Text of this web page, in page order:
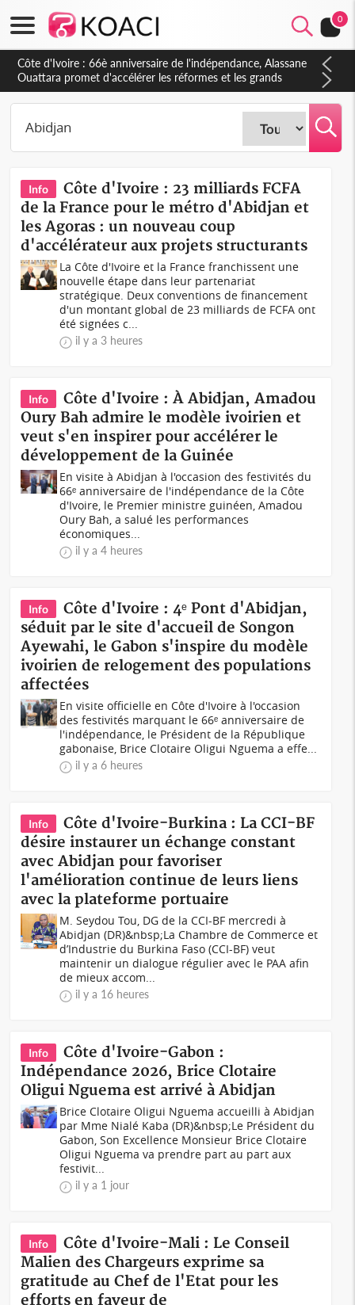
0
Côte d'Ivoire : À Abidjan, Amadou Oury Bah admire le modèle
ivoirien et veut s'en inspirer pour accélérer le développement
de la Guinée
Info
Côte d'Ivoire : 23 milliards FCFA
de la France pour le métro d'Abidjan et
les Agoras : un nouveau coup
d'accélérateur aux projets structurants
La Côte d'Ivoire et la France franchissent une
nouvelle étape dans leur partenariat
stratégique. Deux conventions de financement
d'un montant global de 23 milliards de FCFA ont
été signées c...
il y a 3 heures
Info
Côte d'Ivoire : À Abidjan, Amadou
Oury Bah admire le modèle ivoirien et
veut s'en inspirer pour accélérer le
développement de la Guinée
En visite à Abidjan à l'occasion des festivités du
66ᵉ anniversaire de l'indépendance de la Côte
d'Ivoire, le Premier ministre guinéen, Amadou
Oury Bah, a salué les performances
économiques...
il y a 4 heures
Info
Côte d'Ivoire : 4ᵉ Pont d'Abidjan,
séduit par le site d'accueil de Songon
Ayewahi, le Gabon s'inspire du modèle
ivoirien de relogement des populations
affectées
En visite officielle en Côte d'Ivoire à l'occasion
des festivités marquant le 66ᵉ anniversaire de
l'indépendance, le Président de la République
gabonaise, Brice Clotaire Oligui Nguema a effe...
il y a 6 heures
Info
Côte d'Ivoire-Burkina : La CCI-BF
désire instaurer un échange constant
avec Abidjan pour favoriser
l'amélioration continue de leurs liens
avec la plateforme portuaire
M. Seydou Tou, DG de la CCI-BF mercredi à
Abidjan (DR)&nbsp;La Chambre de Commerce et
d’Industrie du Burkina Faso (CCI-BF) veut
maintenir un dialogue régulier avec le PAA afin
de mieux accom...
il y a 16 heures
Info
Côte d'Ivoire-Gabon :
Indépendance 2026, Brice Clotaire
Oligui Nguema est arrivé à Abidjan
Brice Clotaire Oligui Nguema accueilli à Abidjan
par Mme Nialé Kaba (DR)&nbsp;Le Président du
Gabon, Son Excellence Monsieur Brice Clotaire
Oligui Nguema va prendre part au part aux
festivit...
il y a 1 jour
Info
Côte d'Ivoire-Mali : Le Conseil
Malien des Chargeurs exprime sa
gratitude au Chef de l'Etat pour les
efforts en faveur de